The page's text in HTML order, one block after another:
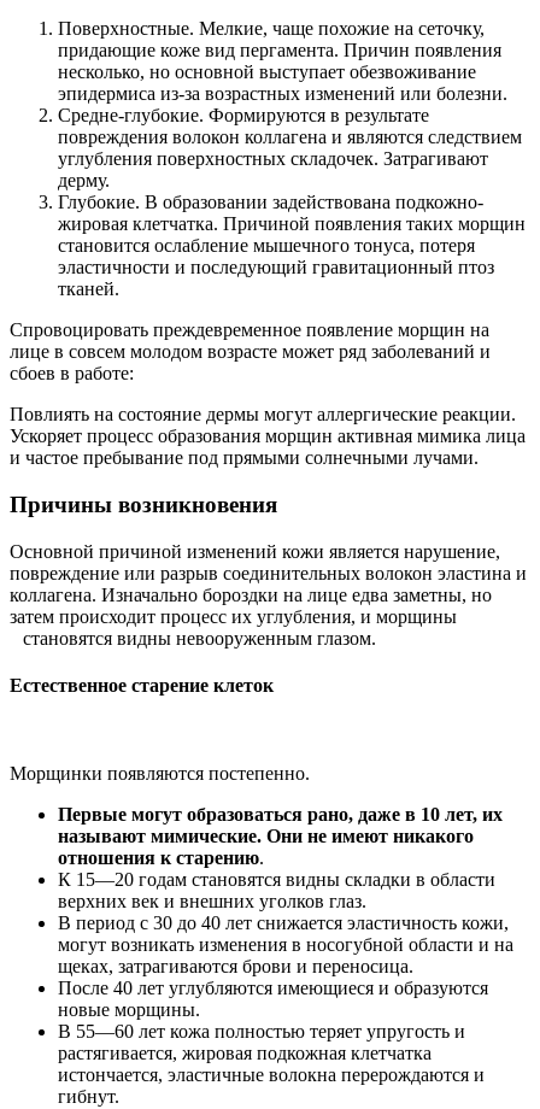
Поверхностные. Мелкие, чаще похожие на сеточку,
придающие коже вид пергамента. Причин появления
несколько, но основной выступает обезвоживание
эпидермиса из-за возрастных изменений или болезни.
Средне-глубокие. Формируются в результате
повреждения волокон коллагена и являются следствием
углубления поверхностных складочек. Затрагивают
дерму.
Глубокие. В образовании задействована подкожно-
жировая клетчатка. Причиной появления таких морщин
становится ослабление мышечного тонуса, потеря
эластичности и последующий гравитационный птоз
тканей.
Спровоцировать преждевременное появление морщин на
лице в совсем молодом возрасте может ряд заболеваний и
сбоев в работе:
Повлиять на состояние дермы могут аллергические реакции.
Ускоряет процесс образования морщин активная мимика лица
и частое пребывание под прямыми солнечными лучами.
Причины возникновения
Основной причиной изменений кожи является нарушение,
повреждение или разрыв соединительных волокон эластина и
коллагена. Изначально бороздки на лице едва заметны, но
затем происходит процесс их углубления, и морщины
становятся видны невооруженным глазом.
Естественное старение клеток
Морщинки появляются постепенно.
Первые могут образоваться рано, даже в 10 лет, их
называют мимические. Они не имеют никакого
отношения к старению.
К 15—20 годам становятся видны складки в области
верхних век и внешних уголков глаз.
В период с 30 до 40 лет снижается эластичность кожи,
могут возникать изменения в носогубной области и на
щеках, затрагиваются брови и переносица.
После 40 лет углубляются имеющиеся и образуются
новые морщины.
В 55—60 лет кожа полностью теряет упругость и
растягивается, жировая подкожная клетчатка
истончается, эластичные волокна перерождаются и
гибнут.